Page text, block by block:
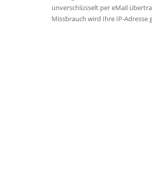
unverschlüsselt per eMail
Missbrauch wird Ihre IP-Adresse